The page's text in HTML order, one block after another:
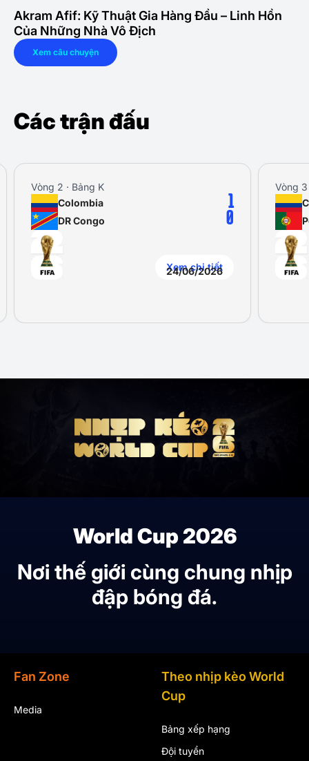
Akram Afif: Kỹ Thuật Gia Hàng Đầu – Linh Hồn
Của Những Nhà Vô Địch
Xem câu chuyện
Các trận đấu
Vòng 2 · Bảng K
24/06/2026
Colombia
DR Congo
1
0
Xem chi tiết
Vòng 3
World Cup 2026
Nơi thế giới cùng chung nhịp
đập bóng đá.
Fan Zone
Media
Theo nhịp kèo World
Cup
Bảng xếp hạng
Đội tuyển